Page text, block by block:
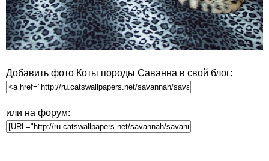
Добавить фото Коты породы Саванна в свой блог:
или на форум: